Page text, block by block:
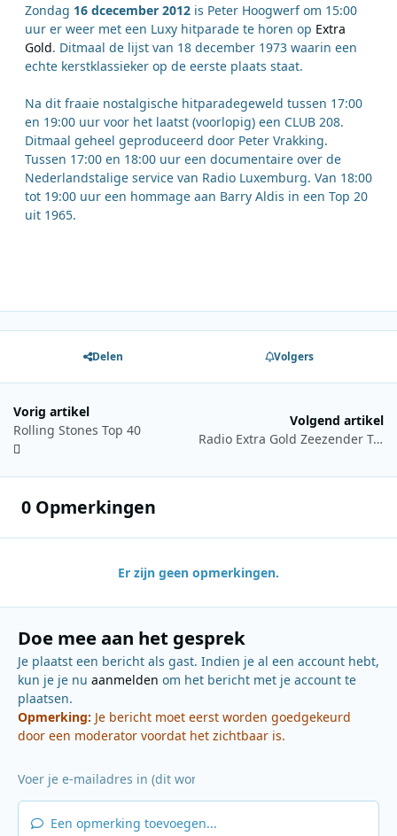
Zondag 16 dcecember 2012 is Peter Hoogwerf om 15:00
uur er weer met een Luxy hitparade te horen op Extra
Gold. Ditmaal de lijst van 18 december 1973 waarin een
echte kerstklassieker op de eerste plaats staat.
Na dit fraaie nostalgische hitparadegeweld tussen 17:00
en 19:00 uur voor het laatst (voorlopig) een CLUB 208.
Ditmaal geheel geproduceerd door Peter Vrakking.
Tussen 17:00 en 18:00 uur een documentaire over de
Nederlandstalige service van Radio Luxemburg. Van 18:00
tot 19:00 uur een hommage aan Barry Aldis in een Top 20
uit 1965.
Delen Volgers
Vorig artikel
Rolling Stones Top 40
Volgend artikel
Radio Extra Gold Zeezender Top 100 editie 2012
0 Opmerkingen
Er zijn geen opmerkingen.
Doe mee aan het gesprek
Je plaatst een bericht als gast. Indien je al een account hebt,
kun je je nu aanmelden om het bericht met je account te
plaatsen.
Opmerking: Je bericht moet eerst worden goedgekeurd
door een moderator voordat het zichtbaar is.
Een opmerking toevoegen...